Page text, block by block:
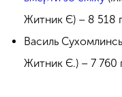
Житник Є) – 8 518
Василь
Житник Є.) – 7 760